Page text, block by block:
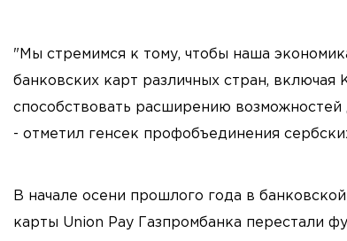
"Мы стремимся к тому, чтобы наша
банковских карт различных стран,
способствовать расширению возможностей
- отметил генсек профобъединения
В начале осени прошлого года в
карты Union Pay Газпромбанка перестали